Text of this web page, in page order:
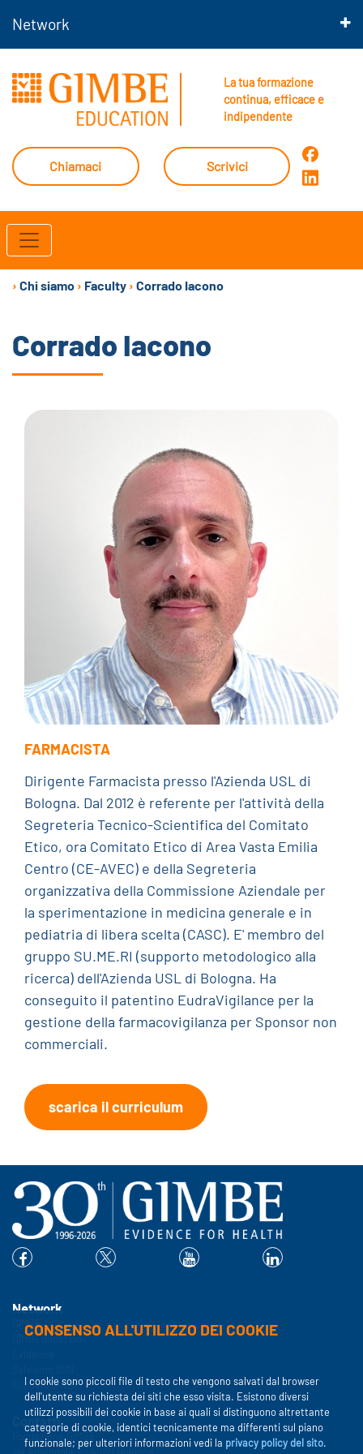
Network
La tua formazione
continua, efficace e
indipendente
Chiamaci Scrivici
› Chi siamo › Faculty › Corrado Iacono
Corrado Iacono
FARMACISTA
Dirigente Farmacista presso l'Azienda USL di
Bologna. Dal 2012 è referente per l'attività della
Segreteria Tecnico-Scientifica del Comitato
Etico, ora Comitato Etico di Area Vasta Emilia
Centro (CE-AVEC) e della Segreteria
organizzativa della Commissione Aziendale per
la sperimentazione in medicina generale e in
pediatria di libera scelta (CASC). E' membro del
gruppo SU.ME.RI (supporto metodologico alla
ricerca) dell'Azienda USL di Bologna. Ha
conseguito il patentino EudraVigilance per la
gestione della farmacovigilanza per Sponsor non
commerciali.
scarica il curriculum
Network
GIMBE
GIMBEducation
Sostieni GIMBE
Contatti
Fondazione GIMBE
CONSENSO ALL'UTILIZZO DEI COOKIE
I cookie sono piccoli file di testo che vengono salvati dal browser
dell'utente su richiesta dei siti che esso visita. Esistono diversi
utilizzi possibili dei cookie in base ai quali si distinguono altrettante
categorie di cookie, identici tecnicamente ma differenti sul piano
funzionale; per ulteriori informazioni vedi la privacy policy del sito.